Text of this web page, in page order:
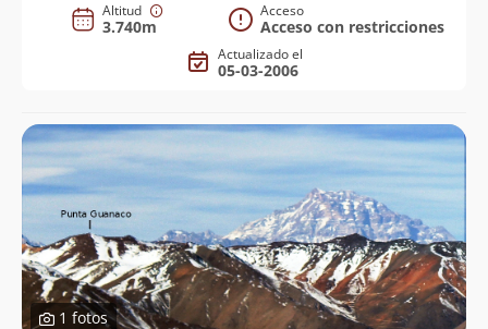
Altitud
3.740m
Acceso
Acceso con restricciones
Actualizado el
05-03-2006
1 fotos